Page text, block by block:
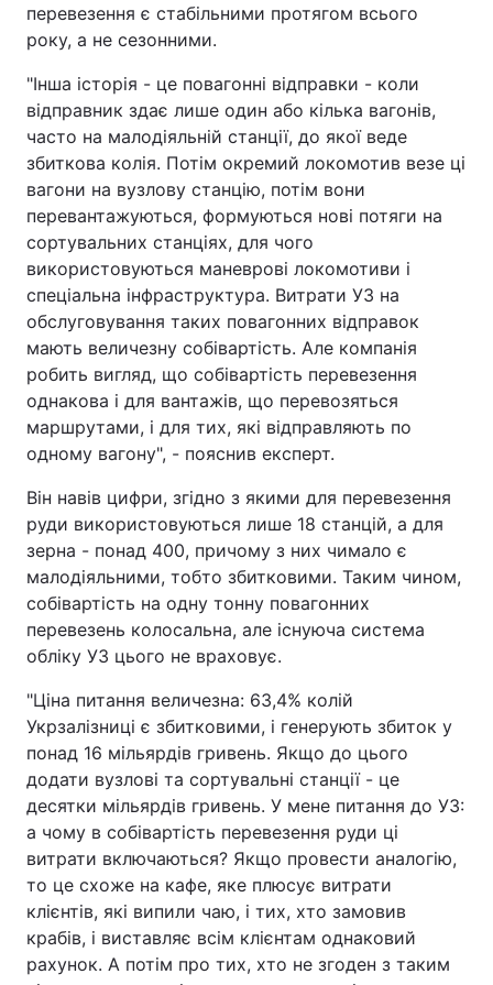
перевезення є стабільними протягом всього
року, а не сезонними.
"Інша історія - це повагонні відправки - коли
відправник здає лише один або кілька вагонів,
часто на малодіяльній станції, до якої веде
збиткова колія. Потім окремий локомотив везе ці
вагони на вузлову станцію, потім вони
перевантажуються, формуються нові потяги на
сортувальних станціях, для чого
використовуються маневрові локомотиви і
спеціальна інфраструктура. Витрати УЗ на
обслуговування таких повагонних відправок
мають величезну собівартість. Але компанія
робить вигляд, що собівартість перевезення
однакова і для вантажів, що перевозяться
маршрутами, і для тих, які відправляють по
одному вагону", - пояснив експерт.
Він навів цифри, згідно з якими для перевезення
руди використовуються лише 18 станцій, а для
зерна - понад 400, причому з них чимало є
малодіяльними, тобто збитковими. Таким чином,
собівартість на одну тонну повагонних
перевезень колосальна, але існуюча система
обліку УЗ цього не враховує.
"Ціна питання величезна: 63,4% колій
Укрзалізниці є збитковими, і генерують збиток у
понад 16 мільярдів гривень. Якщо до цього
додати вузлові та сортувальні станції - це
десятки мільярдів гривень. У мене питання до УЗ:
а чому в собівартість перевезення руди ці
витрати включаються? Якщо провести аналогію,
то це схоже на кафе, яке плюсує витрати
клієнтів, які випили чаю, і тих, хто замовив
крабів, і виставляє всім клієнтам однаковий
рахунок. А потім про тих, хто не згоден з таким